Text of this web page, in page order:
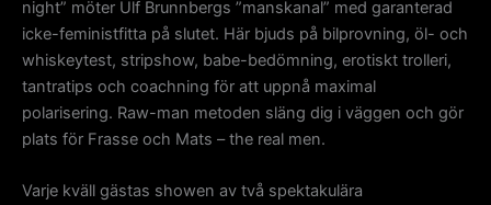
night” möter Ulf Brunnbergs ”manskanal” med garanterad
icke-feministfitta på slutet. Här bjuds på bilprovning, öl- och
whiskeytest, stripshow, babe-bedömning, erotiskt trolleri,
tantratips och coachning för att uppnå maximal
polarisering. Raw-man metoden släng dig i väggen och gör
plats för Frasse och Mats – the real men.
Varje kväll gästas showen av två spektakulära